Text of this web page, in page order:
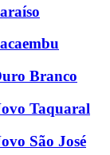
Branco
Taquaral
São José